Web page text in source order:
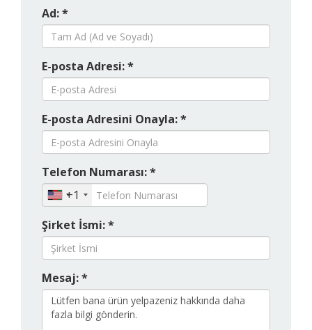
Ad: *
E-posta Adresi: *
E-posta Adresini Onayla: *
Telefon Numarası: *
+1
Şirket İsmi: *
Mesaj: *